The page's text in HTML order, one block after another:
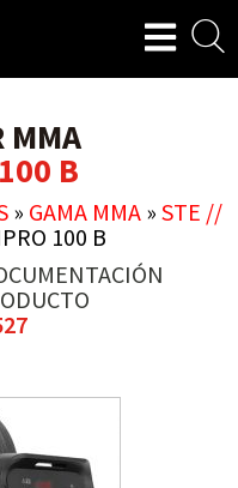
MMA
B
» GAMA MMA» STE //
100 B